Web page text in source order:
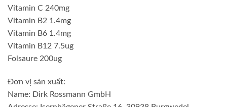
Vitamin C 240mg
Vitamin B2 1.4mg
Vitamin B6 1.4mg
Vitamin B12 7.5ug
Folsaure 200ug
Đơn vị sản xuất:
Name: Dirk Rossmann GmbH